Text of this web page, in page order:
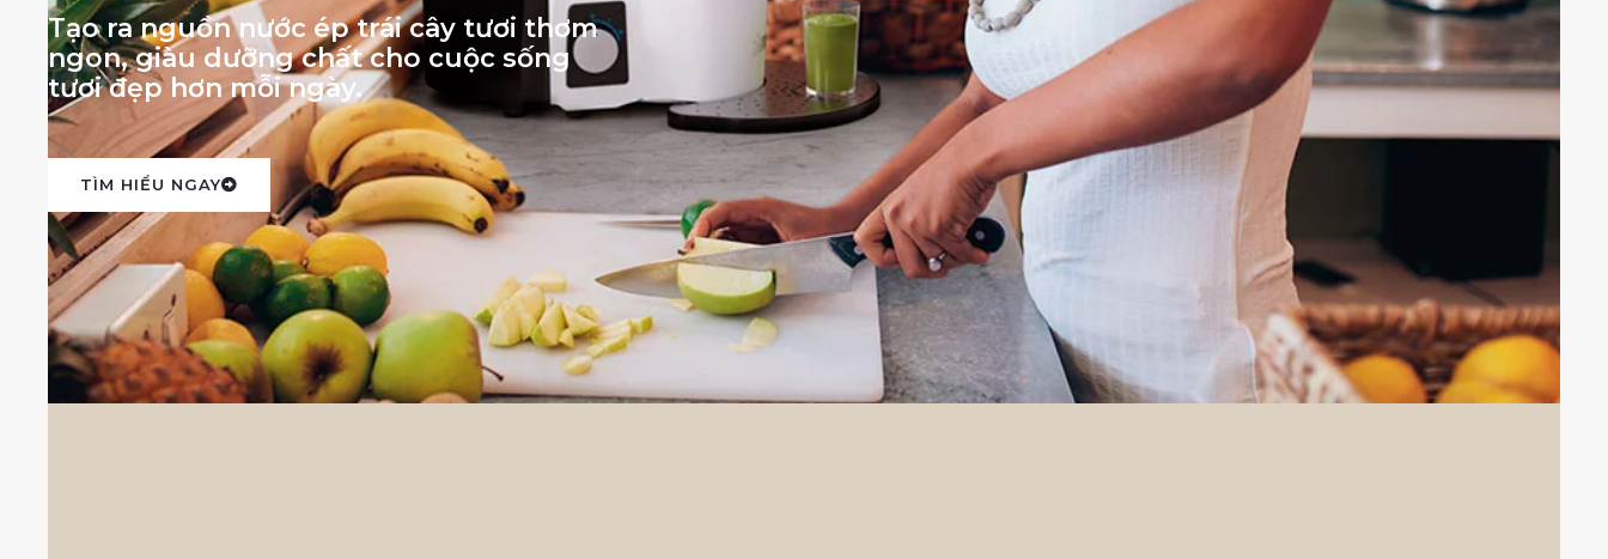
Tạo ra nguồn nước ép trái cây tươi thơm
ngon, giàu dưỡng chất cho cuộc sống
tươi đẹp hơn mỗi ngày.
TÌM HIỂU NGAY